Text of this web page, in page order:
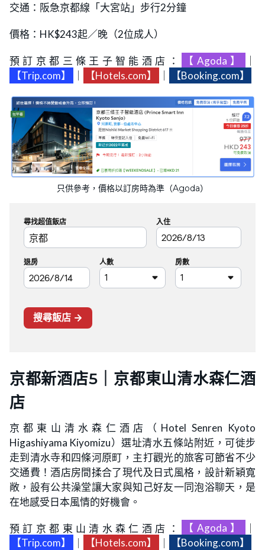
交通：阪急京都線「大宮站」步行2分鐘
價格：HK$243起／晚（2位成人）
預訂京都三條王子智能酒店： 【Agoda】
【Trip.com】
【Hotels.com】 【Booking.com】
只供參考，價格以訂房時為準（Agoda）
京都新酒店5｜京都東山清水森仁酒
店
京都東山清水森仁酒店（Hotel Senren Kyoto
Higashiyama Kiyomizu）選址清水五條站附近，可徙步
走到清水寺和四條河原町，主打觀光的旅客可節省不少
交通費！酒店房間揉合了現代及日式風格，設計新穎寬
敞，設有公共澡堂讓大家與知己好友一同泡浴聊天，是
在地感受日本風情的好機會。
預訂京都東山清水森仁酒店： 【Agoda】
【Trip.com】
【Hotels.com】 【Booking.com】